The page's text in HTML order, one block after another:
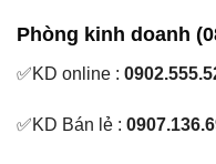
Phòng kinh doanh
✅KD online :
✅KD Bán lẻ :